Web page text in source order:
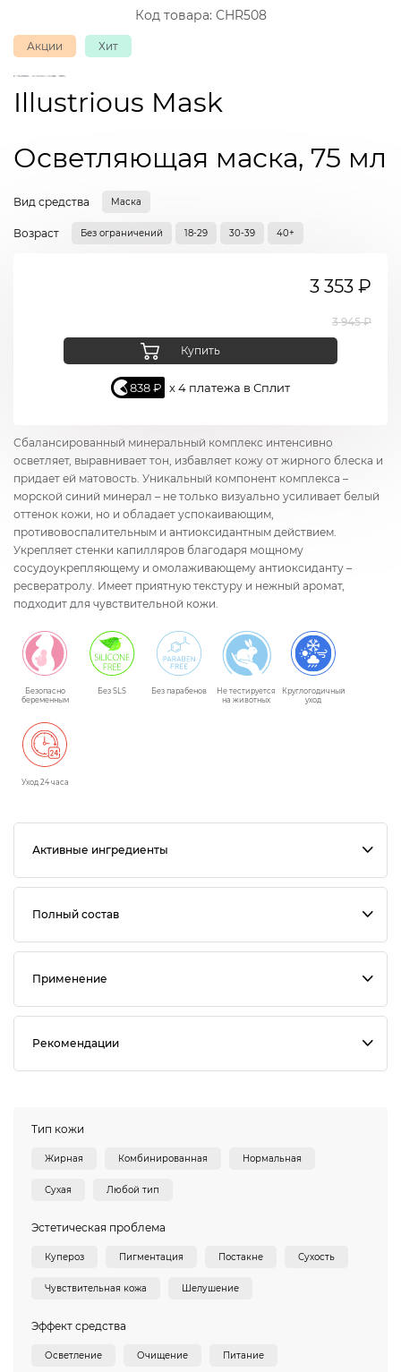
Код товара: CHR508
Акции Хит
Illustrious Mask
Осветляющая маска, 75 мл
Вид средства Маска
Возраст Без ограничений 18-29 30-39 40+
3 353 ₽
3 945 ₽
Купить
838 ₽ x 4 платежа в Сплит
Сбалансированный минеральный комплекс интенсивно
осветляет, выравнивает тон, избавляет кожу от жирного блеска и
придает ей матовость. Уникальный компонент комплекса –
морской синий минерал – не только визуально усиливает белый
оттенок кожи, но и обладает успокаивающим,
противовоспалительным и антиоксидантным действием.
Укрепляет стенки капилляров благодаря мощному
сосудоукрепляющему и омолаживающему антиоксиданту –
ресвератролу. Имеет приятную текстуру и нежный аромат,
подходит для чувствительной кожи.
Безопасно
беременным
Без SLS Без парабенов
Не тестируется
на животных
Круглогодичный
уход
Уход 24 часа
Активные ингредиенты
Полный состав
Применение
Рекомендации
Тип кожи
Жирная Комбинированная Нормальная
Сухая Любой тип
Эстетическая проблема
Купероз Пигментация Постакне Сухость
Чувствительная кожа Шелушение
Эффект средства
Осветление Очищение Питание